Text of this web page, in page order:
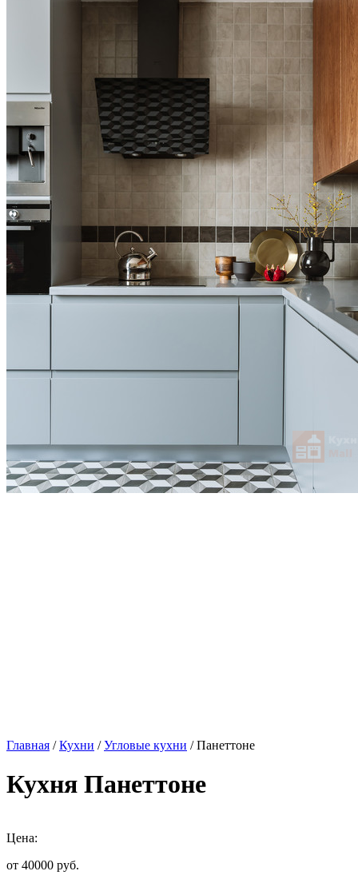
Главная /Кухни /Угловые кухни / Панеттоне
Кухня Панеттоне
Цена:
от 40000 руб.